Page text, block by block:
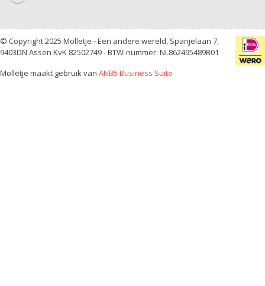
© Copyright 2025 Molletje - Een andere wereld, Spanjelaan 7,
9403DN Assen KvK 82502749 - BTW-nummer: NL862495489B01
Molletje maakt gebruik van ANB5 Business Suite